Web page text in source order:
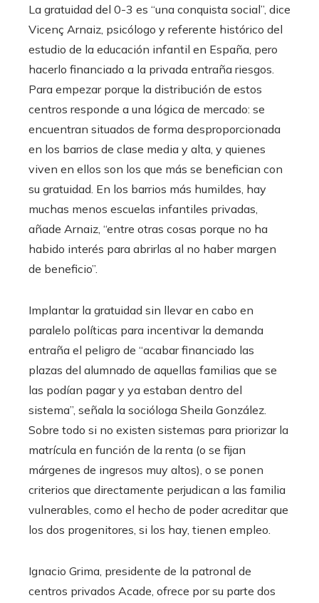
La gratuidad del 0-3 es “una conquista social”, dice
Vicenç Arnaiz, psicólogo y referente histórico del
estudio de la educación infantil en España, pero
hacerlo financiado a la privada entraña riesgos.
Para empezar porque la distribución de estos
centros responde a una lógica de mercado: se
encuentran situados de forma desproporcionada
en los barrios de clase media y alta, y quienes
viven en ellos son los que más se benefician con
su gratuidad. En los barrios más humildes, hay
muchas menos escuelas infantiles privadas,
añade Arnaiz, “entre otras cosas porque no ha
habido interés para abrirlas al no haber margen
de beneficio”.
Implantar la gratuidad sin llevar en cabo en
paralelo políticas para incentivar la demanda
entraña el peligro de “acabar financiado las
plazas del alumnado de aquellas familias que se
las podían pagar y ya estaban dentro del
sistema”, señala la socióloga Sheila González.
Sobre todo si no existen sistemas para priorizar la
matrícula en función de la renta (o se fijan
márgenes de ingresos muy altos), o se ponen
criterios que directamente perjudican a las familia
vulnerables, como el hecho de poder acreditar que
los dos progenitores, si los hay, tienen empleo.
Ignacio Grima, presidente de la patronal de
centros privados Acade, ofrece por su parte dos